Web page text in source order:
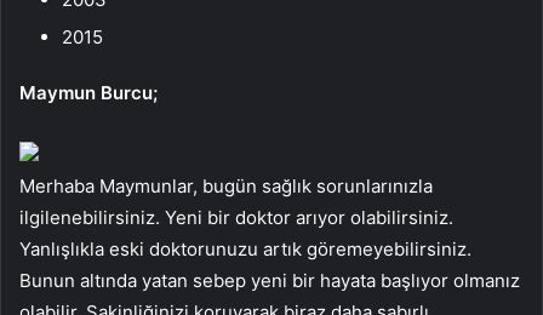
2015
Maymun Burcu;
Merhaba Maymunlar, bugün sağlık sorunlarınızla
ilgilenebilirsiniz. Yeni bir doktor arıyor olabilirsiniz.
Yanlışlıkla eski doktorunuzu artık göremeyebilirsiniz.
Bunun altında yatan sebep yeni bir hayata başlıyor olmanız